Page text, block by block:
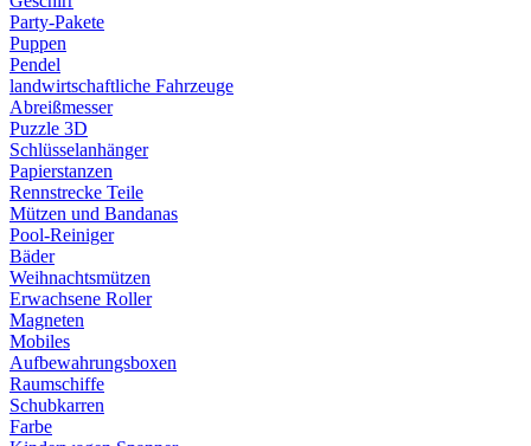
Party-Pakete
Puppen
Pendel
landwirtschaftliche Fahrzeuge
Abreißmesser
Puzzle 3D
Schlüsselanhänger
Papierstanzen
Rennstrecke Teile
Mützen und Bandanas
Pool-Reiniger
Bäder
Weihnachtsmützen
Erwachsene Roller
Magneten
Mobiles
Aufbewahrungsboxen
Raumschiffe
Schubkarren
Farbe